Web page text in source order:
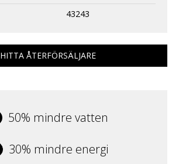
43243
HITTA ÅTERFÖRSÄLJARE
50% mindre vatten
30% mindre energi